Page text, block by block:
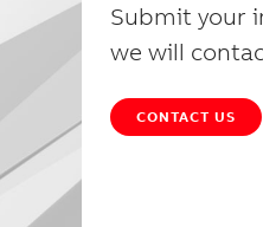
Submit your
we will
CONTACT US